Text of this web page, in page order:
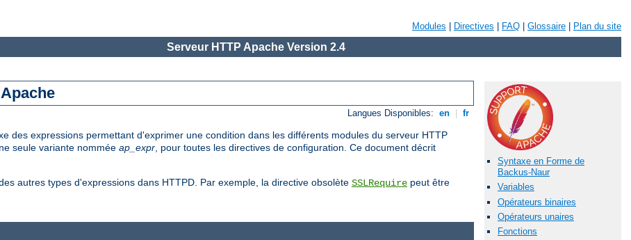
Modules Directives FAQ Glossaire Plan du site
Serveur HTTP Apache Version 2.4
Langues Disponibles: en fr
des expressions permettant d'exprimer une condition dans les différents modules du serveur HTTP
seule variante nommée ap_expr, pour toutes les directives de configuration. Ce document décrit
autres types d'expressions dans HTTPD. Par exemple, la directive obsolète SSLRequire peut être
Syntaxe en Forme de
Backus-Naur
Variables
Opérateurs binaires
Opérateurs unaires
Fonctions